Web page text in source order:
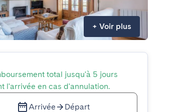
+ Voir plus
total jusqu'à 5 jours
l'arrivée en cas d'annulation.
Arrivée Départ